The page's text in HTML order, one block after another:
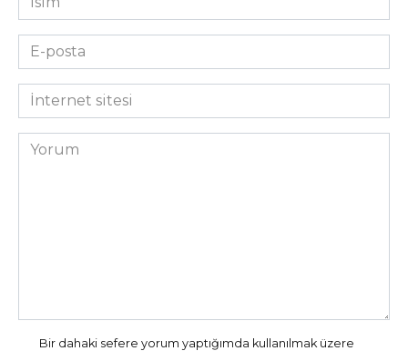
*
E-
posta
*İnternet
sitesi
Yorum
Bir dahaki sefere yorum yaptığımda kullanılmak üzere